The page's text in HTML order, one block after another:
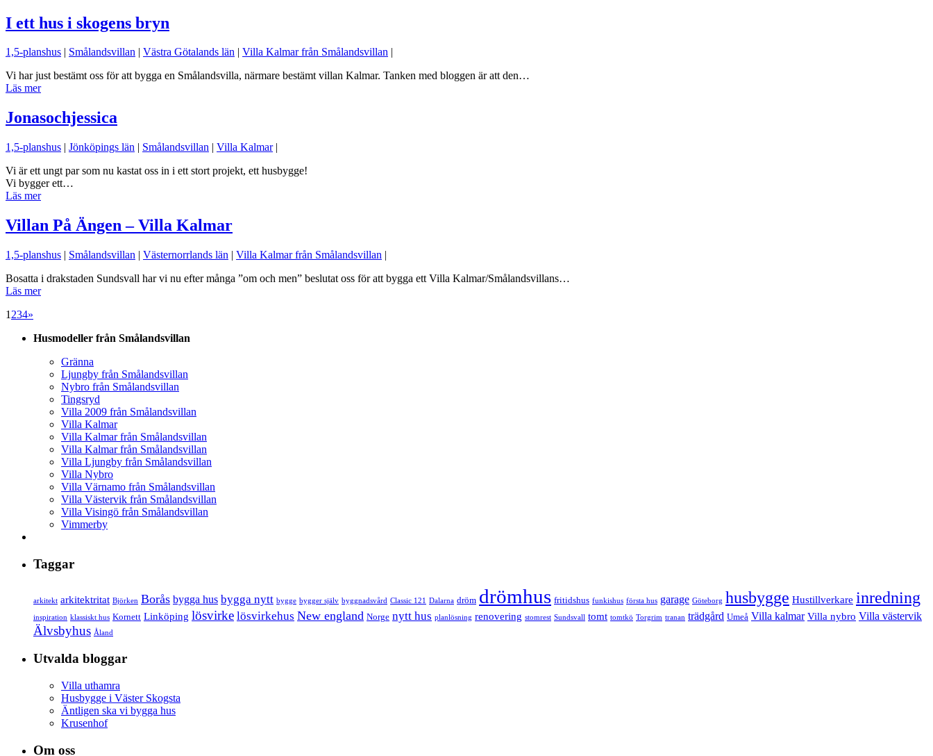
I ett hus i skogens bryn
1,5-planshus | Smålandsvillan | Västra Götalands län | Villa Kalmar från Smålandsvillan |
Vi har just bestämt oss för att bygga en Smålandsvilla, närmare bestämt villan Kalmar. Tanken med bloggen är att den…
Läs mer
Jonasochjessica
1,5-planshus | Jönköpings län | Smålandsvillan | Villa Kalmar |
Vi är ett ungt par som nu kastat oss in i ett stort projekt, ett husbygge!
Vi bygger ett…
Läs mer
Villan På Ängen – Villa Kalmar
1,5-planshus | Smålandsvillan | Västernorrlands län | Villa Kalmar från Smålandsvillan |
Bosatta i drakstaden Sundsvall har vi nu efter många ”om och men” beslutat oss för att bygga ett Villa Kalmar/Smålandsvillans…
Läs mer
1 234»
Husmodeller från Smålandsvillan
Gränna
Ljungby från Smålandsvillan
Nybro från Smålandsvillan
Tingsryd
Villa 2009 från Smålandsvillan
Villa Kalmar
Villa Kalmar från Smålandsvillan
Villa Kalmar från Smålandsvillan
Villa Ljungby från Smålandsvillan
Villa Nybro
Villa Värnamo från Smålandsvillan
Villa Västervik från Smålandsvillan
Villa Visingö från Smålandsvillan
Vimmerby
Taggar
arkitekt arkitektritat Björken Borås bygga hus bygga nytt bygge bygger själv byggnadsvård Classic 121 Dalarna dröm drömhus fritidshus funkishus första hus garage Göteborg husbygge Hustillverkare inredning
inspiration klassiskt hus Kornett Linköping lösvirke lösvirkehus New england Norge nytt hus planlösning renovering stomrest Sundsvall tomt tomtkö Torgrim tranan trädgård Umeå Villa kalmar Villa nybro Villa västervik
Älvsbyhus Åland
Utvalda bloggar
Villa uthamra
Husbygge i Väster Skogsta
Äntligen ska vi bygga hus
Krusenhof
Om oss